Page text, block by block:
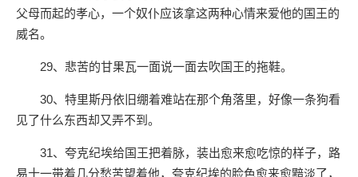
父母而起的孝心，一个奴仆应该拿这两种心情来爱他的国王的
威名。
29、悲苦的甘果瓦一面说一面去吹国王的拖鞋。
30、特里斯丹依旧绷着难站在那个角落里，好像一条狗看
见了什么东西却又弄不到。
31、夸克纪埃给国王把着脉，装出愈来愈吃惊的样子，路
易十一带着几分愁苦望着他，夸克纪埃的脸色愈来愈黯淡了，